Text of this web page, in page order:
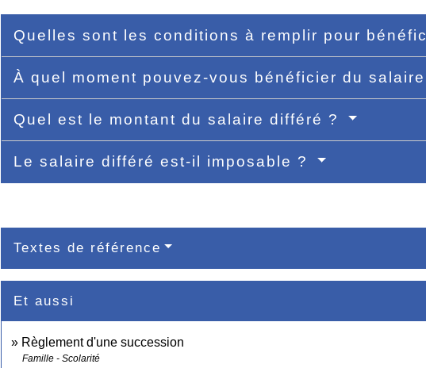
Quelles sont les conditions à remplir pour
À quel moment pouvez-vous bénéficier du
Quel est le montant du salaire différé ?
Le salaire différé est-il imposable ?
Textes de référence
Et aussi
Règlement d'une succession
Famille - Scolarité